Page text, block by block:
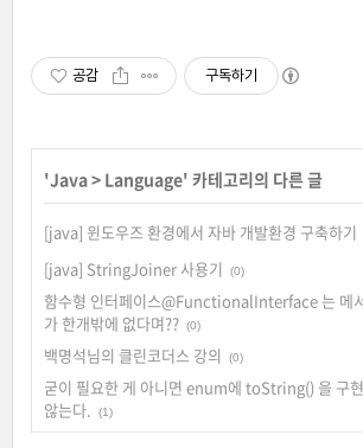
공감 구독하기
'Java> Language' 카테고리의 다른 글
[java] 윈도우즈 환경에서 자바 개발환경 구축하기
[java] StringJoiner 사용기
(0)
함수형 인터페이스@FunctionalInterface 는 메
가 한개밖에 없다며?? (0)
백명석님의 클린코더스 강의
(0)
굳이 필요한 게 아니면 enum에 toString() 을 구
않는다.
(1)